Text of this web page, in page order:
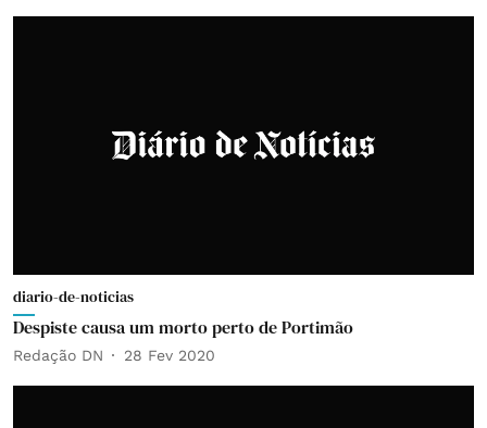
diario-de-noticias
Despiste causa um morto perto de Portimão
Redação DN 28 Fev 2020